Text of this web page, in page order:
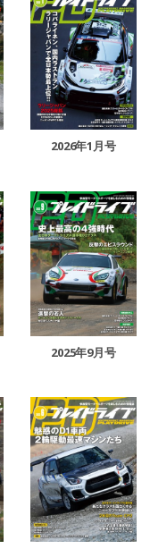
2026年1月号
2025年9月号